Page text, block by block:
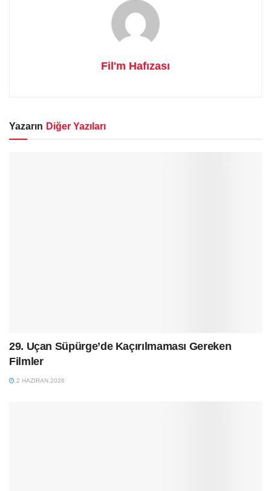
Fil'm Hafızası
Yazarın Diğer Yazıları
29. Uçan Süpürge’de Kaçırılmaması Gereken
Filmler
2 HAZIRAN 2026